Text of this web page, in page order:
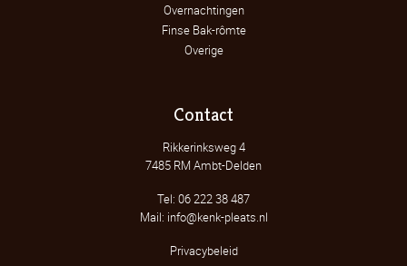
Overnachtingen
Finse Bak-rômte
Overige
Contact
Rikkerinksweg 4
7485 RM Ambt-Delden
Tel: 06 222 38 487
Mail: info@kenk-pleats.nl
Privacybeleid